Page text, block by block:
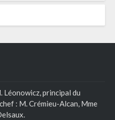
Léonowicz, principal du
: M. Crémieu-Alcan, Mme